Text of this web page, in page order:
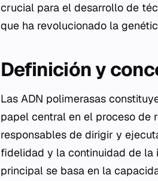
crucial para el desarrollo de
que ha revolucionado la
Definición y
Las ADN polimerasas
papel central en el proceso de
responsables de dirigir y
fidelidad y la continuidad de la
principal se basa en la